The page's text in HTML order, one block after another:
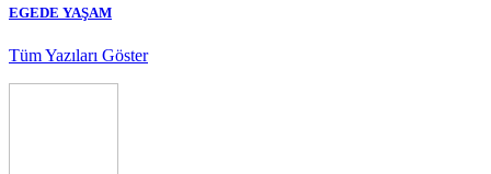
EGEDE YAŞAM
Tüm Yazıları Göster